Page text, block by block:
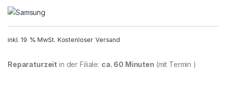
inkl. 19 % MwSt. Kostenloser Versand
Reparaturzeit in der Filiale: ca. 60 Minuten (mit Termin )